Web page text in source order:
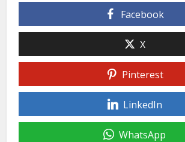
Facebook
X
Pinterest
LinkedIn
WhatsApp